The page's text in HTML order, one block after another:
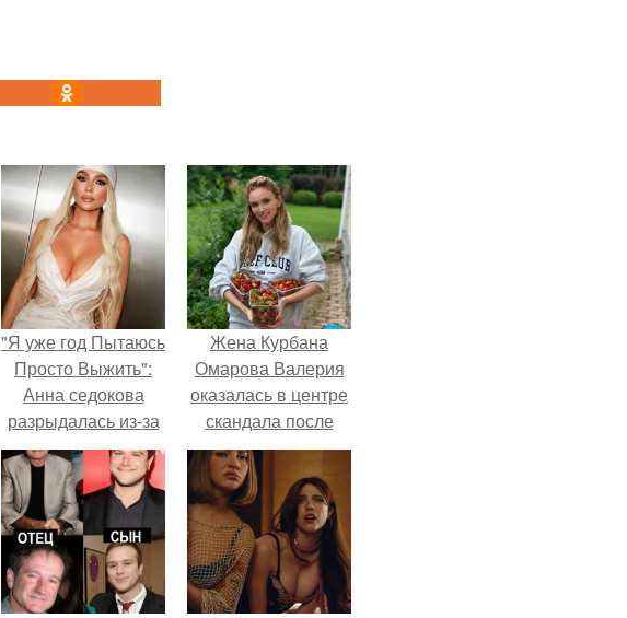
"Я уже год Пытаюсь
Просто Выжить":
Анна седокова
разрыдалась из-за
жесткой травли и
проклятий в сети.
Жена Курбана
Омарова Валерия
оказалась в центре
скандала после
визита блогера
Марины ильиной в
косметологическую
клинику.